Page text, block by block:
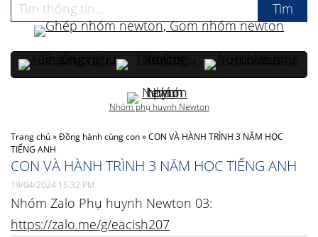
Trang chủ»Đồng hành cùng con»CON VÀ HÀNH TRÌNH 3 NĂM HỌC
TIẾNG ANH
CON VÀ HÀNH TRÌNH 3 NĂM HỌC TIẾNG ANH
19/04/2024 15:32 PM
Nhóm Zalo Phụ huynh Newton 03:
https://zalo.me/g/eacish207
Nhóm phụ huynh Newton